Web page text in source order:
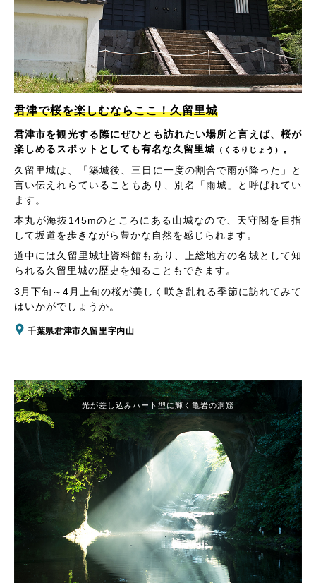
君津で桜を楽しむならここ！久留里城
君津市を観光する際にぜひとも訪れたい場所と言えば、桜が
楽しめるスポットとしても有名な久留里城 （くるりじょう） 。
久留里城は、「築城後、三日に一度の割合で雨が降った」と
言い伝えれらていることもあり、別名「雨城」と呼ばれてい
ます。
本丸が海抜145mのところにある山城なので、天守閣を目指
して坂道を歩きながら豊かな自然を感じられます。
道中には久留里城址資料館もあり、上総地方の名城として知
られる久留里城の歴史を知ることもできます。
3月下旬～4月上旬の桜が美しく咲き乱れる季節に訪れてみて
はいかがでしょうか。
千葉県君津市久留里字内山
光が差し込みハート型に輝く亀岩の洞窟